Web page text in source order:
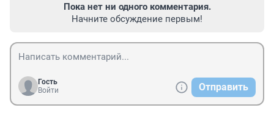
Пока нет ни одного комментария.
Начните обсуждение первым!
Гость
Войти
Отправить